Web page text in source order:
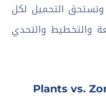
وتستحق التحميل لكل
والتخطيط والتحدي